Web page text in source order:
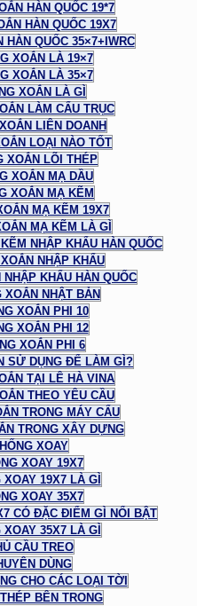
HÀN QUỐC 19*7
HÀN QUỐC 19X7
HÀN QUỐC 35×7+IWRC
XOẮN LÀ 19×7
XOẮN LÀ 35×7
XOẮN LÀ GÌ
LÀM CẨU TRỤC
LIÊN DOANH
LOẠI NÀO TỐT
XOẮN LÕI THÉP
XOẮN MẠ DẦU
XOẮN MẠ KẼM
MẠ KẼM 19X7
MẠ KẼM LÀ GÌ
NHẬP KHẨU HÀN QUỐC
NHẬP KHẨU
KHẨU HÀN QUỐC
XOẮN NHẬT BẢN
XOẮN PHI 10
XOẮN PHI 12
XOẮN PHI 6
SỬ DỤNG ĐỂ LÀM GÌ?
TẠI LÊ HÀ VINA
THEO YÊU CẦU
TRONG MÁY CẨU
TRONG XÂY DỰNG
XOAY
XOAY 19X7
XOAY 19X7 LÀ GÌ
XOAY 35X7
CÓ ĐẶC ĐIỂM GÌ NỔI BẬT
XOAY 35X7 LÀ GÌ
CẦU TREO
DÙNG
CHO CÁC LOẠI TỜI
BÊN TRONG